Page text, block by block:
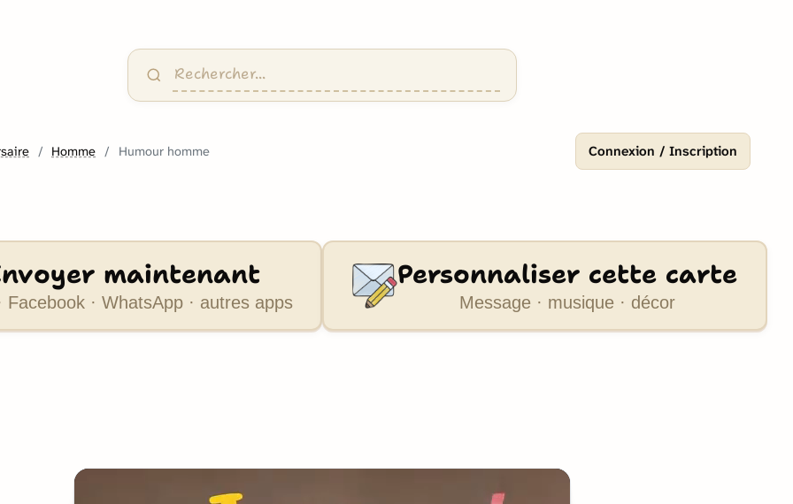
Homme Humour homme Connexion / Inscription
maintenant
Facebook · WhatsApp · autres apps
Personnaliser cette carte
Message · musique · décor